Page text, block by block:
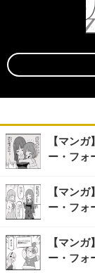
【マン
ー・フォ
【マン
ー・フォ
【マン
ー・フォ